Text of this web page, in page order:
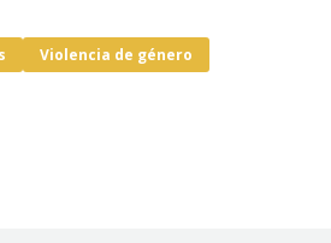
Violencia de género